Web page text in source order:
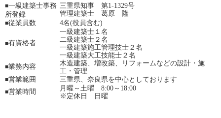
■一級建築士事務
所登録
三重県知事 第1-1329号
管理建築士 葛原 隆
■従業員数 4名(役員含む)
■有資格者
一級建築士１名
二級建築士２名
一級建築施工管理技士２名
一級建築大工技能士２名
■業務内容
木造建築、増改築、リフォームなどの設計・施
工・管理
■営業範囲 三重県、奈良県を中心としております
■営業時間
月曜～土曜 8:00～18:00
※定休日 日曜